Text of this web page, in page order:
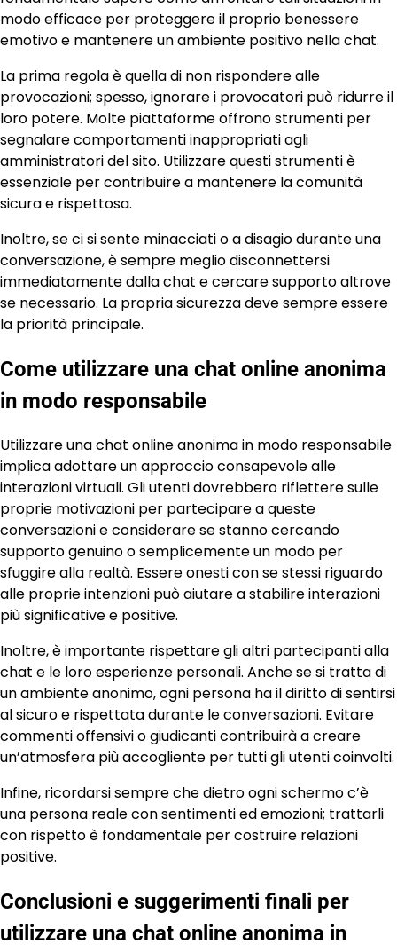
modo efficace per proteggere il proprio benessere
emotivo e mantenere un ambiente positivo nella chat.
La prima regola è quella di non rispondere alle
provocazioni; spesso, ignorare i provocatori può ridurre il
loro potere. Molte piattaforme offrono strumenti per
segnalare comportamenti inappropriati agli
amministratori del sito. Utilizzare questi strumenti è
essenziale per contribuire a mantenere la comunità
sicura e rispettosa.
Inoltre, se ci si sente minacciati o a disagio durante una
conversazione, è sempre meglio disconnettersi
immediatamente dalla chat e cercare supporto altrove
se necessario. La propria sicurezza deve sempre essere
la priorità principale.
Come utilizzare una chat online anonima
in modo responsabile
Utilizzare una chat online anonima in modo responsabile
implica adottare un approccio consapevole alle
interazioni virtuali. Gli utenti dovrebbero riflettere sulle
proprie motivazioni per partecipare a queste
conversazioni e considerare se stanno cercando
supporto genuino o semplicemente un modo per
sfuggire alla realtà. Essere onesti con se stessi riguardo
alle proprie intenzioni può aiutare a stabilire interazioni
più significative e positive.
Inoltre, è importante rispettare gli altri partecipanti alla
chat e le loro esperienze personali. Anche se si tratta di
un ambiente anonimo, ogni persona ha il diritto di sentirsi
al sicuro e rispettata durante le conversazioni. Evitare
commenti offensivi o giudicanti contribuirà a creare
un’atmosfera più accogliente per tutti gli utenti coinvolti.
Infine, ricordarsi sempre che dietro ogni schermo c’è
una persona reale con sentimenti ed emozioni; trattarli
con rispetto è fondamentale per costruire relazioni
positive.
Conclusioni e suggerimenti finali per
utilizzare una chat online anonima in